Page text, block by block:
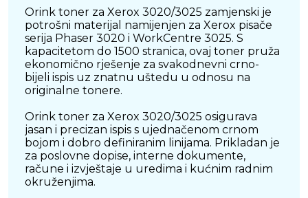
Orink toner za Xerox 3020/3025 zamjenski je
potrošni materijal namijenjen za Xerox pisače
serija Phaser 3020 i WorkCentre 3025. S
kapacitetom do 1500 stranica, ovaj toner pruža
ekonomično rješenje za svakodnevni crno-
bijeli ispis uz znatnu uštedu u odnosu na
originalne tonere.
Orink toner za Xerox 3020/3025 osigurava
jasan i precizan ispis s ujednačenom crnom
bojom i dobro definiranim linijama. Prikladan je
za poslovne dopise, interne dokumente,
račune i izvještaje u uredima i kućnim radnim
okruženjima.